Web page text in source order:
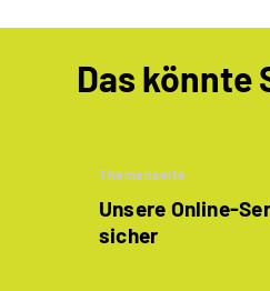
Das könnte
Themenseite
Unsere Online-
sicher